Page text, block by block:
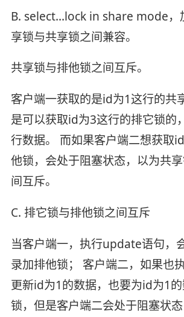
B. select…lock in share mode，
享锁与共享锁之间兼容。
共享锁与排他锁之间互斥。
客户端一获取的是id为1这行的共
是可以获取id为3这行的排它锁的
行数据。 而如果客户端二想获取
他锁，会处于阻塞状态，以为共
间互斥。
C. 排它锁与排他锁之间互斥
当客户端一，执行update语句，
录加排他锁； 客户端二，如果也
更新id为1的数据，也要为id为1
锁，但是客户端二会处于阻塞状